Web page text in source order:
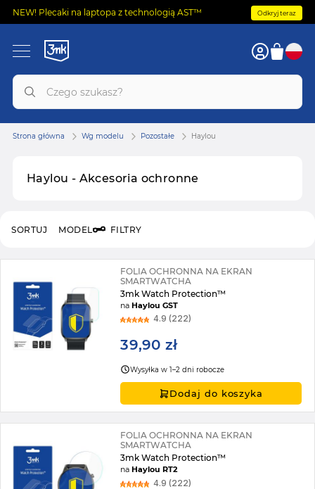
NEW! Plecaki na laptopa z technologią AST™ Odkryj teraz
Haylou - Akcesoria ochronne
Strona główna Wg modelu Pozostałe Haylou
MODEL FILTRY
SORTUJ
FOLIA OCHRONNA NA EKRAN
SMARTWATCHA
3mk Watch Protection™
naHaylou GST
4.9 (222)
39,90 zł
Wysyłka w 1–2 dni robocze
Dodaj do koszyka
FOLIA OCHRONNA NA EKRAN
SMARTWATCHA
3mk Watch Protection™
naHaylou RT2
4.9 (222)